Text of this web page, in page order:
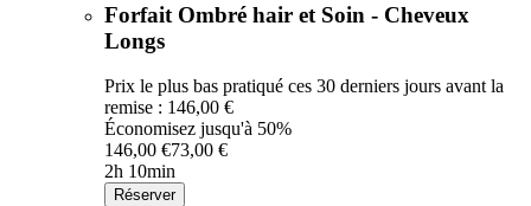
Forfait Ombré hair et Soin - Cheveux
Longs
Prix le plus bas pratiqué ces 30 derniers jours avant la
remise : 146,00 €
Économisez jusqu'à 50%
146,00 €73,00 €
2h 10min
Réserver